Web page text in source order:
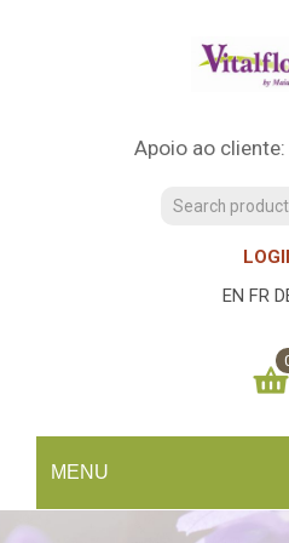
Apoio ao cliente:
EN FR
MENU
You have no items in your
SUBTOTAL: